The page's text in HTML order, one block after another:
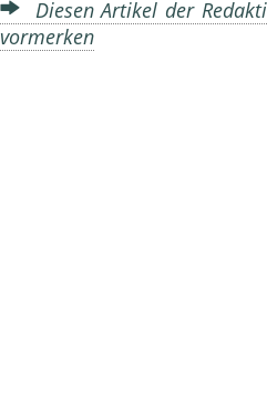
Diesen Artikel der
vormerken